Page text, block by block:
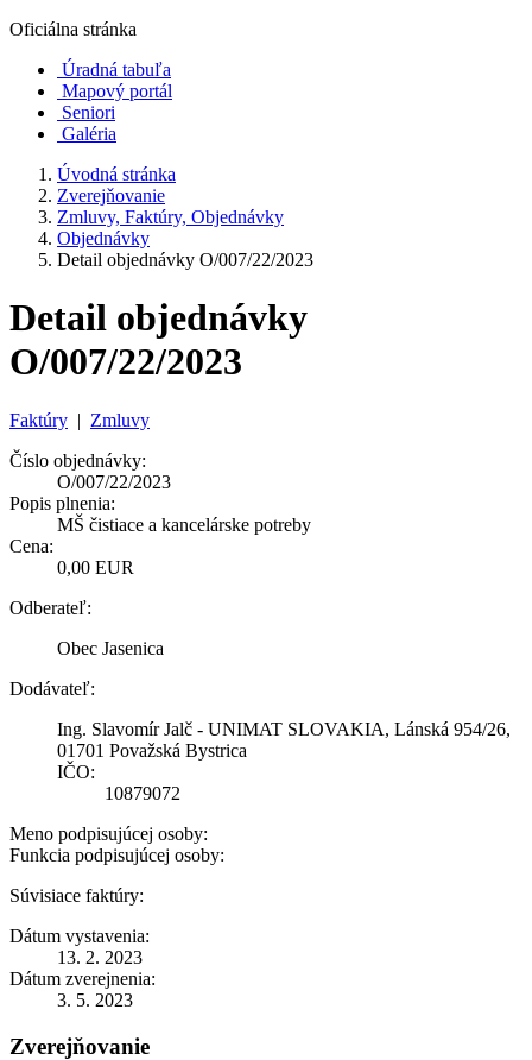
Oficiálna stránka
Úradná tabuľa
Mapový portál
Seniori
Galéria
Úvodná stránka
Zverejňovanie
Zmluvy, Faktúry, Objednávky
Objednávky
Detail objednávky O/007/22/2023
Detail objednávky
O/007/22/2023
Faktúry | Zmluvy
Číslo objednávky:
O/007/22/2023
Popis plnenia:
MŠ čistiace a kancelárske potreby
Cena:
0,00 EUR
Odberateľ:
Obec Jasenica
Dodávateľ:
Ing. Slavomír Jalč - UNIMAT SLOVAKIA, Lánská 954/26,
01701 Považská Bystrica
IČO:
10879072
Meno podpisujúcej osoby:
Funkcia podpisujúcej osoby:
Súvisiace faktúry:
Dátum vystavenia:
13. 2. 2023
Dátum zverejnenia:
3. 5. 2023
Zverejňovanie